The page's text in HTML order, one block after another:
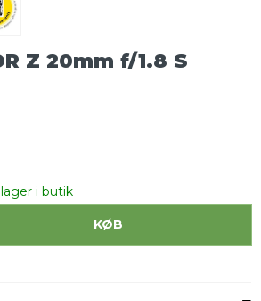
Z 20mm f/1.8 S
i butik
KØB